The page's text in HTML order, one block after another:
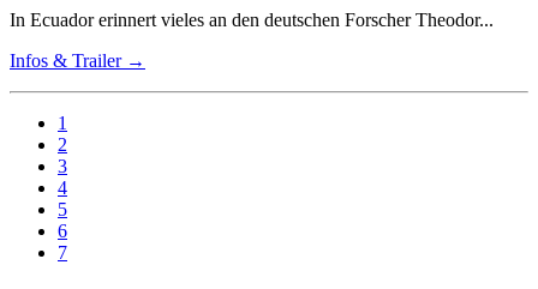
In Ecuador erinnert vieles an den deutschen Forscher Theodor...
Infos & Trailer →
1
2
3
4
5
6
7